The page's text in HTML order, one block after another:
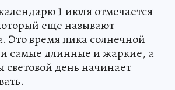
1 июля отмечается
еще называют
Это время пика солнечной
самые длинные и жаркие, а
световой день начинает